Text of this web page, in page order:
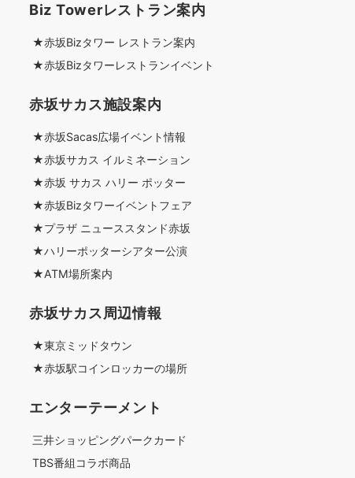
Biz Towerレストラン案内
★赤坂Bizタワー レストラン案内
★赤坂Bizタワーレストランイベント
赤坂サカス施設案内
★赤坂Sacas広場イベント情報
★赤坂サカス イルミネーション
★赤坂 サカス ハリー ポッター
★赤坂Bizタワーイベントフェア
★プラザ ニューススタンド赤坂
★ハリーポッターシアター公演
★ATM場所案内
赤坂サカス周辺情報
★東京ミッドタウン
★赤坂駅コインロッカーの場所
エンターテーメント
三井ショッピングパークカード
TBS番組コラボ商品